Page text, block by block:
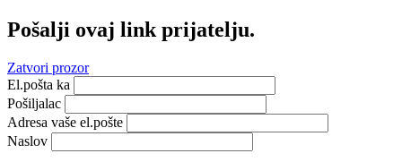
Pošalji ovaj link prijatelju.
Zatvori prozor
El.pošta ka
Pošiljalac
Adresa vaše el.pošte
Naslov